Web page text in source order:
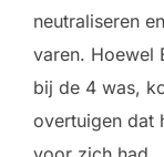
neutraliseren
varen. Hoewel
bij de 4 was,
overtuigen dat